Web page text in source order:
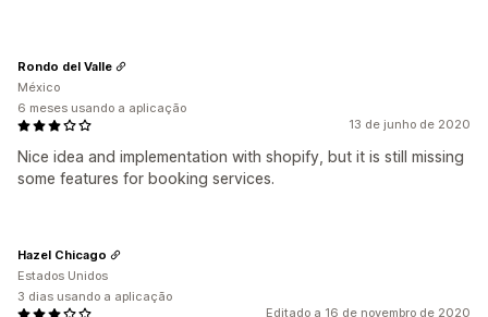
13 de junho de 2020
Nice idea and implementation with shopify, but it is still missing
some features for booking services.
Rondo del Valle
México
6 meses usando a aplicação
Editado a 16 de novembro de 2020
Hazel Chicago
Estados Unidos
3 dias usando a aplicação